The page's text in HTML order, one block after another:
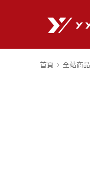
首頁 全站商品